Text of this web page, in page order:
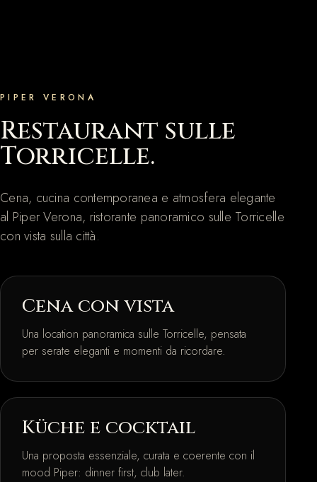
PIPER VERONA
Restaurant sulle
Torricelle.
Cena, cucina contemporanea e atmosfera elegante
al Piper Verona, ristorante panoramico sulle Torricelle
con vista sulla città.
Cena con vista
Una location panoramica sulle Torricelle, pensata
per serate eleganti e momenti da ricordare.
Küche e cocktail
Una proposta essenziale, curata e coerente con il
mood Piper: dinner first, club later.